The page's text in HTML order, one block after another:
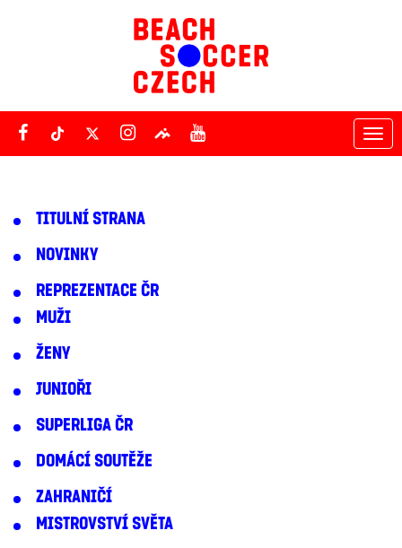
TITULNÍ STRANA
NOVINKY
REPREZENTACE ČR
MUŽI
ŽENY
JUNIOŘI
SUPERLIGA ČR
DOMÁCÍ SOUTĚŽE
ZAHRANIČÍ
MISTROVSTVÍ SVĚTA